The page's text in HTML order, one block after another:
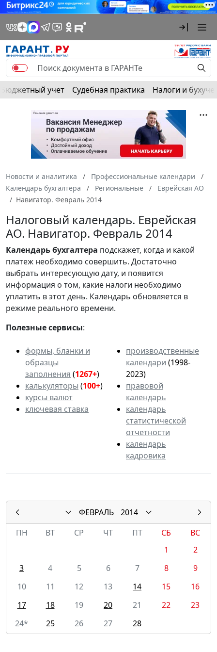
Бюджетный учет Судебная практика Налоги и
Новости и аналитика
Профессиональные календари
Календарь бухгалтера
Региональные
Еврейская АО
Навигатор. Февраль 2014
Налоговый календарь. Еврейская
АО. Навигатор. Февраль 2014
Календарьбухгалтера подскажет, когда и какой
платеж необходимо совершить. Достаточно
выбрать интересующую дату, и появится
информация о том, какие налоги необходимо
уплатить в этот день. Календарь обновляется в
режиме реального времени.
Полезные сервисы:
формы, бланки и
образцы
заполнения (1267+)
калькуляторы (100+)
курсы валют
ключевая ставка
производственные
календари (1998-
2023)
правовой
календарь
календарь
статистической
отчетности
календарь
кадровика
ФЕВРАЛЬ
2014
ПН
ВТ СР ЧТ ПТ СБ
ВС
1
2
3
4 5 6 7 8
9
10
11 12 13 14 15
16
17
18 19 20 21 22
23
24*
25 26 27 28